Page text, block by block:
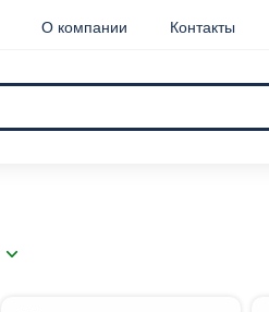
О компании Контакты